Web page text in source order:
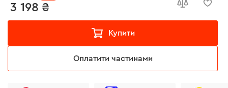
3 198 ₴
Купити
Оплатити частинами